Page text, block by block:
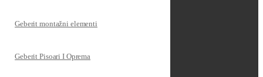
Geberit montažni elementi
Geberit Pisoari I Oprema